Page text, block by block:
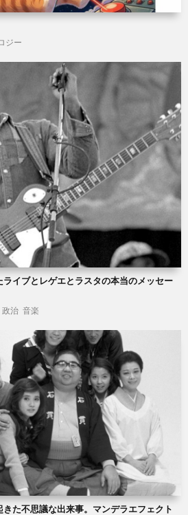
ジー
イブとレゲエとラスタの本当のメッセー
政治 音楽
た不思議な出来事。マンデラエフェクト